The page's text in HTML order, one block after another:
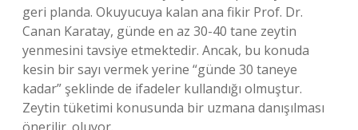
geri planda. Okuyucuya kalan ana fikir Prof. Dr.
Canan Karatay, günde en az 30-40 tane zeytin
yenmesini tavsiye etmektedir. Ancak, bu konuda
kesin bir sayı vermek yerine “günde 30 taneye
kadar” şeklinde de ifadeler kullandığı olmuştur.
Zeytin tüketimi konusunda bir uzmana danışılması